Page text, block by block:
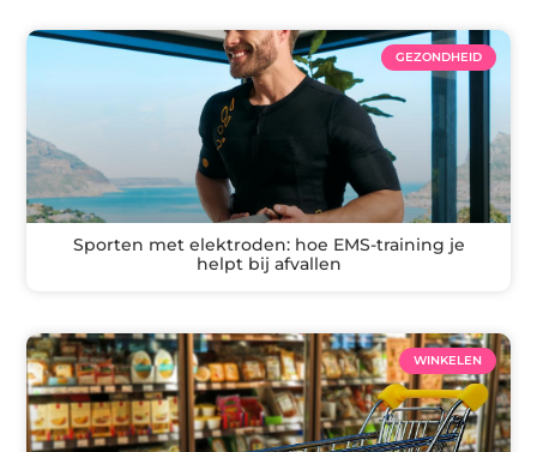
GEZONDHEID
Sporten met elektroden: hoe EMS-training je
helpt bij afvallen
WINKELEN